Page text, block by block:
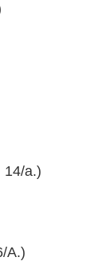
14/a.)
A.)